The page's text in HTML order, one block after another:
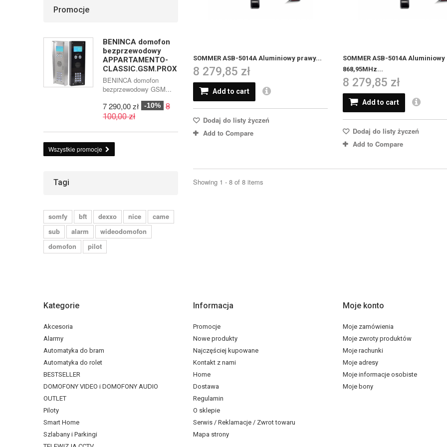
SOMMER ASB-5014A Aluminiowy prawy...
8 279,85 zł
Add to cart
Dodaj do listy życzeń
Add to Compare
SOMMER ASB-5014A
868,95MHz...
8 279,85 zł
Add to cart
Dodaj do listy życzeń
Add to Compare
Showing 1 - 8 of 8 items
Promocje
BENINCA domofon
bezprzewodowy
APPARTAMENTO-
CLASSIC.GSM.PROX
BENINCA domofon
bezprzewodowy GSM...
7 290,00 zł -10%
8
100,00 zł
Wszystkie promocje
Tagi
somfy bft dexxo nice
came
sub
alarm
wideodomofon
domofon
pilot
Kategorie
Akcesoria
Alarmy
Automatyka do bram
Automatyka do rolet
BESTSELLER
DOMOFONY VIDEO i DOMOFONY AUDIO
OUTLET
Piloty
Smart Home
Szlabany i Parkingi
Informacja
Promocje
Nowe produkty
Najczęściej kupowane
Kontakt z nami
Home
Dostawa
Regulamin
O sklepie
Serwis / Reklamacje / Zwrot towaru
Mapa strony
Moje konto
Moje zamówienia
Moje zwroty produktów
Moje rachunki
Moje adresy
Moje informacje osobiste
Moje bony